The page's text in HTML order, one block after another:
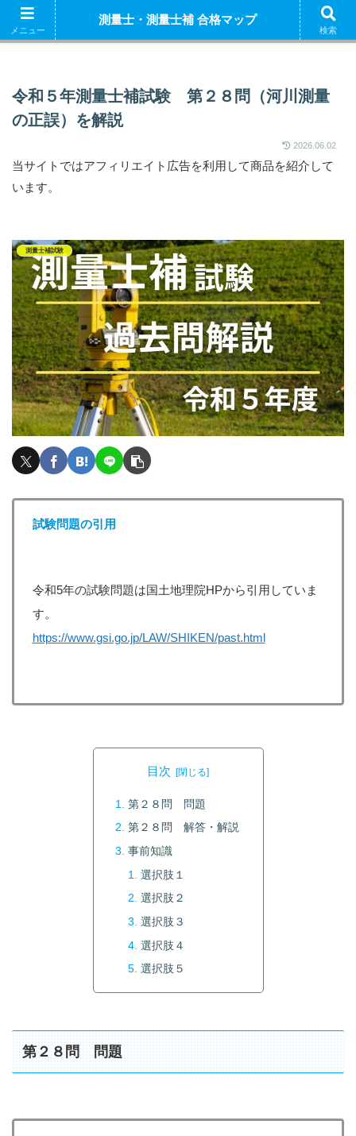
ホーム 測量
令和５年測量士補試験 第２８問（河川測量
の正誤）を解説
2026.06.02
当サイトではアフィリエイト広告を利用して商品を紹介して
います。
測量士補試験
試験問題の引用
令和5年の試験問題は国土地理院HPから引用していま
す。
https://www.gsi.go.jp/LAW/SHIKEN/past.html
目次
第２８問 問題
第２８問 解答・解説
事前知識
選択肢１
選択肢２
選択肢３
選択肢４
選択肢５
第２８問 問題
メニュー
測量士・測量士補 合格マップ
検索